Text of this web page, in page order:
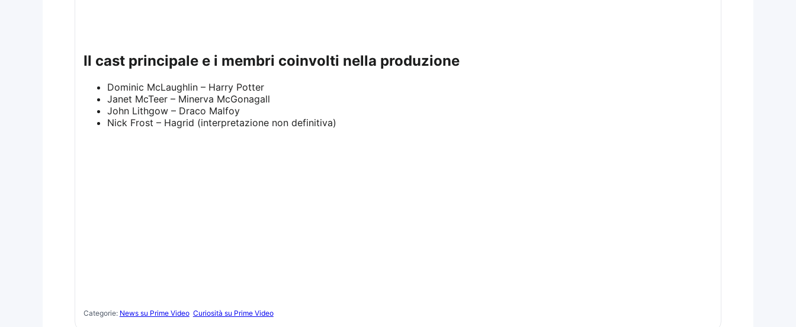
il cast principale e i membri coinvolti nella produzione
Dominic McLaughlin – Harry Potter
Janet McTeer – Minerva McGonagall
John Lithgow – Draco Malfoy
Nick Frost – Hagrid (interpretazione non definitiva)
Categorie: News su Prime Video Curiosità su Prime Video